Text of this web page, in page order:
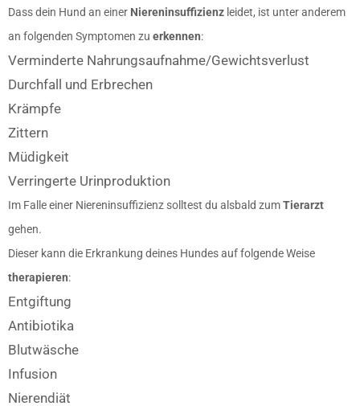
Dass dein Hund an einer Niereninsuffizienz leidet, ist unter anderem
an folgenden Symptomen zu erkennen:
Verminderte Nahrungsaufnahme/Gewichtsverlust
Durchfall und Erbrechen
Krämpfe
Zittern
Müdigkeit
Verringerte Urinproduktion
Im Falle einer Niereninsuffizienz solltest du alsbald zumTierarzt
gehen.
Dieser kann die Erkrankung deines Hundes auf folgende Weise
therapieren:
Entgiftung
Antibiotika
Blutwäsche
Infusion
Nierendiät